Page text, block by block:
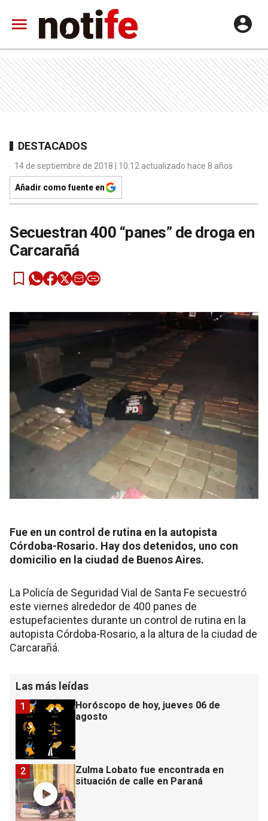
DESTACADOS
14 de septiembre de 2018 | 10:12 actualizado hace 8 años
Añadir como fuente en
Secuestran 400 “panes” de droga en
Carcarañá
Fue en un control de rutina en la autopista
Córdoba-Rosario. Hay dos detenidos, uno con
domicilio en la ciudad de Buenos Aires.
La Policía de Seguridad Vial de Santa Fe secuestró
este viernes alrededor de 400 panes de
estupefacientes durante un control de rutina en la
autopista Córdoba-Rosario, a la altura de la ciudad de
Carcarañá.
Las más leídas
Horóscopo de hoy, jueves 06 de
agosto
1
Zulma Lobato fue encontrada en
situación de calle en Paraná
2